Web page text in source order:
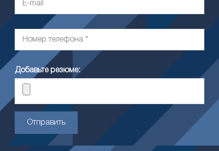
Добавьте резюме:
Отправить